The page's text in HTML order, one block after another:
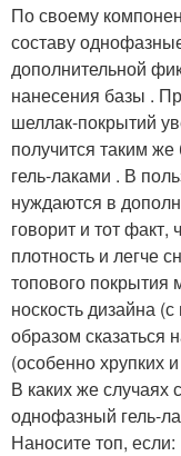
По своему
составу
дополнительной
нанесения базы .
шеллак-покрытий
получится таким
гель-лаками . В
нуждаются в
говорит и тот
плотность и легче
топового покрытия
носкость дизайна
образом сказаться
(особенно хрупких
В каких же случаях
однофазный гель-
Наносите топ, если: